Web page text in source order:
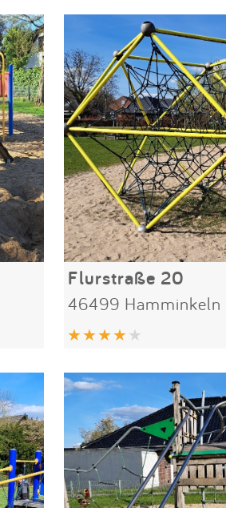
Flurstraße 20
46499 Hamminkeln